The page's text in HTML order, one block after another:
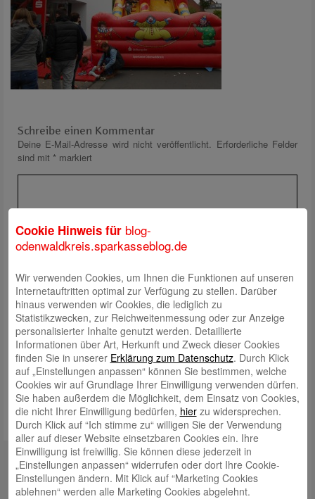
Schreibe einen Kommentar
Deine E-Mail-Adresse wird nicht veröffentlicht. Erforderliche Felder
sind mit * markiert
Name*
E-Mail *
Website
Meinen Namen, meine E-Mail-Adresse und meine Website in
diesem Browser für die nächste Kommentierung speichern.
Kontakt
mail@sparkasse-odenwaldkreis.de
Cookie Hinweis für blog-
odenwaldkreis.sparkasseblog.de
Wir verwenden Cookies, um Ihnen die Funktionen auf unseren
Internetauftritten optimal zur Verfügung zu stellen. Darüber
hinaus verwenden wir Cookies, die lediglich zu
Statistikzwecken, zur Reichweitenmessung oder zur Anzeige
personalisierter Inhalte genutzt werden. Detaillierte
Informationen über Art, Herkunft und Zweck dieser Cookies
finden Sie in unserer Erklärung zum Datenschutz. Durch Klick
auf „Einstellungen anpassen“ können Sie bestimmen, welche
Cookies wir auf Grundlage Ihrer Einwilligung verwenden dürfen.
Sie haben außerdem die Möglichkeit, dem Einsatz von Cookies,
die nicht Ihrer Einwilligung bedürfen, hierzu widersprechen.
Durch Klick auf “Ich stimme zu“ willigen Sie der Verwendung
aller auf dieser Website einsetzbaren Cookies ein. Ihre
Einwilligung ist freiwillig. Sie können diese jederzeit in
„Einstellungen anpassen“ widerrufen oder dort Ihre Cookie-
Einstellungen ändern. Mit Klick auf “Marketing Cookies
ablehnen“ werden alle Marketing Cookies abgelehnt.